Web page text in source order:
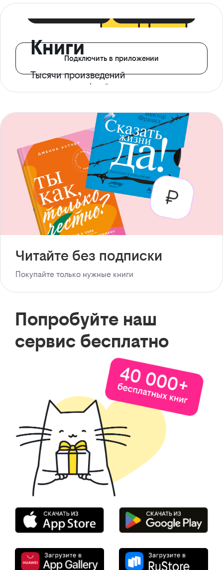
Книги
Тысячи произведений
с доступом офлайн
Подключить в приложении
Читайте без подписки
Покупайте только нужные книги
Попробуйте наш
сервис бесплатно